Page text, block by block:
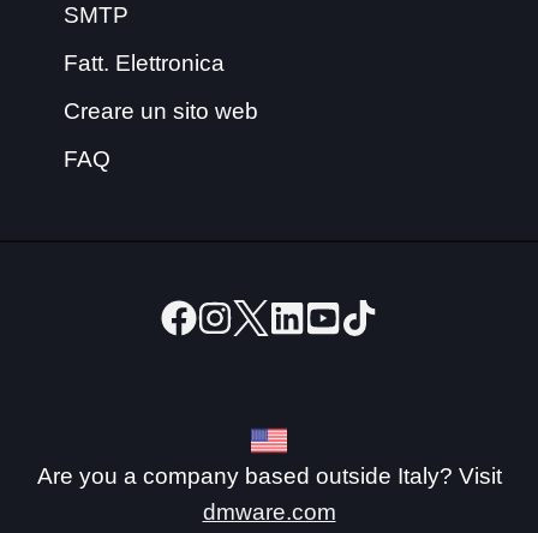
SMTP
Fatt. Elettronica
Creare un sito web
FAQ
Are you a company based outside Italy? Visit
dmware.com